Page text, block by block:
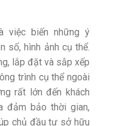
việc biến những ý
số, hình ảnh cụ thể.
lắp đặt và sắp xếp
trình cụ thể ngoài
rất lớn đến khách
đảm bảo thời gian,
chủ đầu tư sở hữu